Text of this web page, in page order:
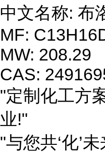
中文名称: 布
MF:
MW: 208.29
CAS:
"定制化工方
业!"
"与您共‘化’